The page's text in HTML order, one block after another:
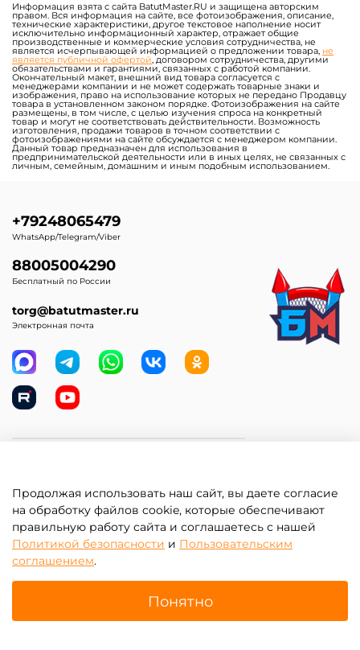
Информация взята с сайта BatutMaster.RU и защищена авторским
правом. Вся информация на сайте, все фотоизображения, описание,
технические характеристики, другое текстовое наполнение носит
исключительно информационный характер, отражает общие
производственные и коммерческие условия сотрудничества, не
является исчерпывающей информацией о предложении товара, не
является публичной офертой, договором сотрудничества, другими
обязательствами и гарантиями, связанных с работой компании.
Окончательный макет, внешний вид товара согласуется с
менеджерами компании и не может содержать товарные знаки и
изображения, право на использование которых не передано Продавцу
товара в установленном законом порядке. Фотоизображения на сайте
размещены, в том числе, с целью изучения спроса на конкретный
товар и могут не соответствовать действительности. Возможность
изготовления, продажи товаров в точном соответствии с
фотоизображениями на сайте обсуждается с менеджером компании.
Данный товар предназначен для использования в
предпринимательской деятельности или в иных целях, не связанных с
личным, семейным, домашним и иным подобным использованием.
Клиентам
Информация
+79248065479
WhatsApp/Telegram/Viber
88005004290
Бесплатный по России
torg@batutmaster.ru
Электронная почта
Продолжая использовать наш сайт, вы даете согласие
на обработку файлов cookie, которые обеспечивают
правильную работу сайта и соглашаетесь с нашей
Политикой безопасности и Пользовательским
соглашением.
Понятно